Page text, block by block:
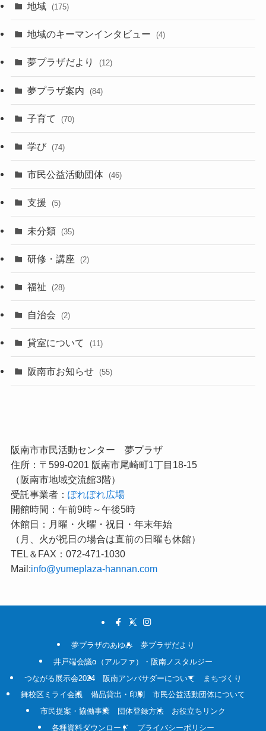
地域 (175)
地域のキーマンインタビュー (4)
夢プラザだより (12)
夢プラザ案内 (84)
子育て (70)
学び (74)
市民公益活動団体 (46)
支援 (5)
未分類 (35)
研修・講座 (2)
福祉 (28)
自治会 (2)
貸室について (11)
阪南市お知らせ (55)
阪南市市民活動センター 夢プラザ
住所：〒599-0201 阪南市尾崎町1丁目18-15
（阪南市地域交流館3階）
受託事業者： ぽれぽれ広場
開館時間：午前9時～午後5時
休館日：月曜・火曜・祝日・年末年始
（月、火が祝日の場合は直前の日曜も休館）
TEL＆FAX：072-471-1030
Mail:info@yumeplaza-hannan.com
夢プラザのあゆみ
夢プラザだより
井戸端会議α（アルファ）・阪南ノスタルジー
つながる展示会2024
阪南アンバサダーについて
まちづくり
舞校区ミライ会議
備品貸出・印刷
市民公益活動団体について
市民提案・協働事業
団体登録方法
お役立ちリンク
各種資料ダウンロード
プライバシーポリシー